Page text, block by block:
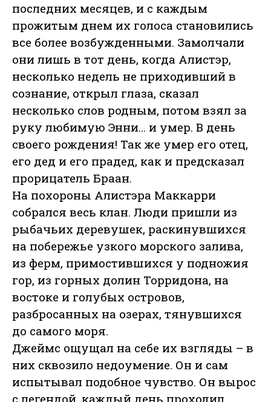
последних месяцев, и с каждым
прожитым днем их голоса становились
все более возбужденными. Замолчали
они лишь в тот день, когда Алистэр,
несколько недель не приходивший в
сознание, открыл глаза, сказал
несколько слов родным, потом взял за
руку любимую Энни... и умер. В день
своего рождения! Так же умер его отец,
его дед и его прадед, как и предсказал
прорицатель Браан.
На похороны Алистэра Маккарри
собрался весь клан. Люди пришли из
рыбачьих деревушек, раскинувшихся
на побережье узкого морского залива,
из ферм, примостившихся у подножия
гор, из горных долин Торридона, на
востоке и голубых островов,
разбросанных на озерах, тянувшихся
до самого моря.
Джеймс ощущал на себе их взгляды – в
них сквозило недоумение. Он и сам
испытывал подобное чувство. Он вырос
с легендой, каждый день проходил